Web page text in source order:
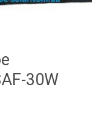
30W